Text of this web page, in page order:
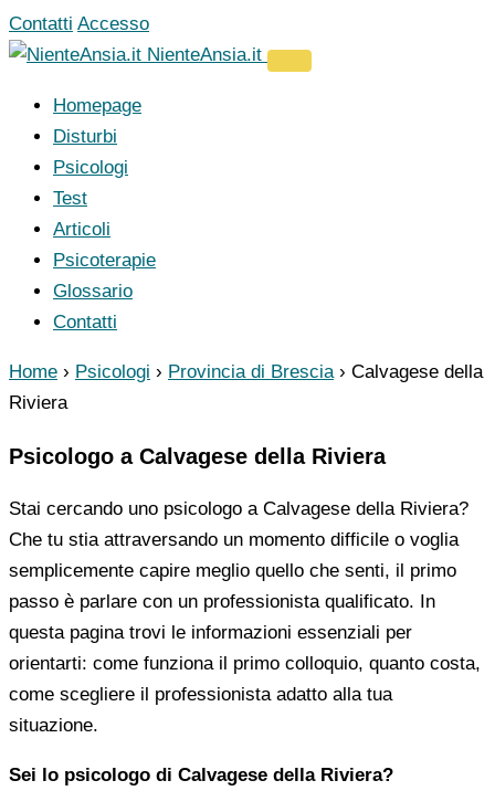
Vai
al
Contatti Accesso
NienteAnsia.it
Homepage
Disturbi
Psicologi
Test
Articoli
Psicoterapie
Glossario
Contatti
Home › Psicologi › Provincia di Brescia › Calvagese della
Riviera
Psicologo a Calvagese della Riviera
Stai cercando uno psicologo a Calvagese della Riviera?
Che tu stia attraversando un momento difficile o voglia
semplicemente capire meglio quello che senti, il primo
passo è parlare con un professionista qualificato. In
questa pagina trovi le informazioni essenziali per
orientarti: come funziona il primo colloquio, quanto costa,
come scegliere il professionista adatto alla tua
situazione.
Sei lo psicologo di Calvagese della Riviera?